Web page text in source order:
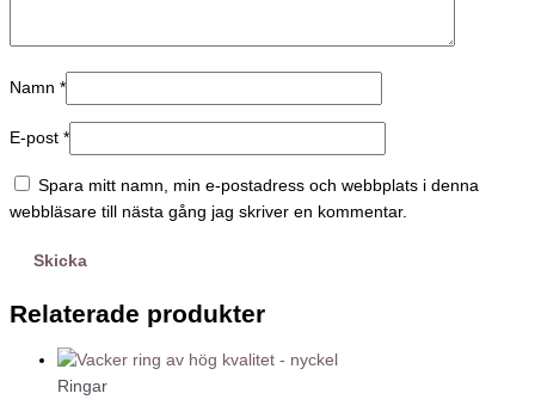
Namn *
E-post *
Spara mitt namn, min e-postadress och webbplats i denna
webbläsare till nästa gång jag skriver en kommentar.
Relaterade produkter
Ringar